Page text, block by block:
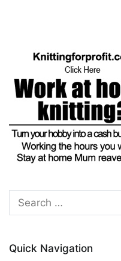
Search
for:
Quick Navigation